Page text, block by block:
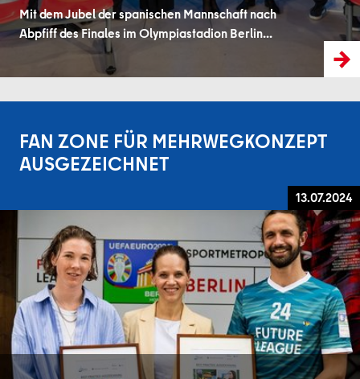
Mit dem Jubel der spanischen Mannschaft nach
Abpfiff des Finales im Olympiastadion Berlin...
FAN ZONE FÜR MEHRWEGKONZEPT
AUSGEZEICHNET
13.07.2024